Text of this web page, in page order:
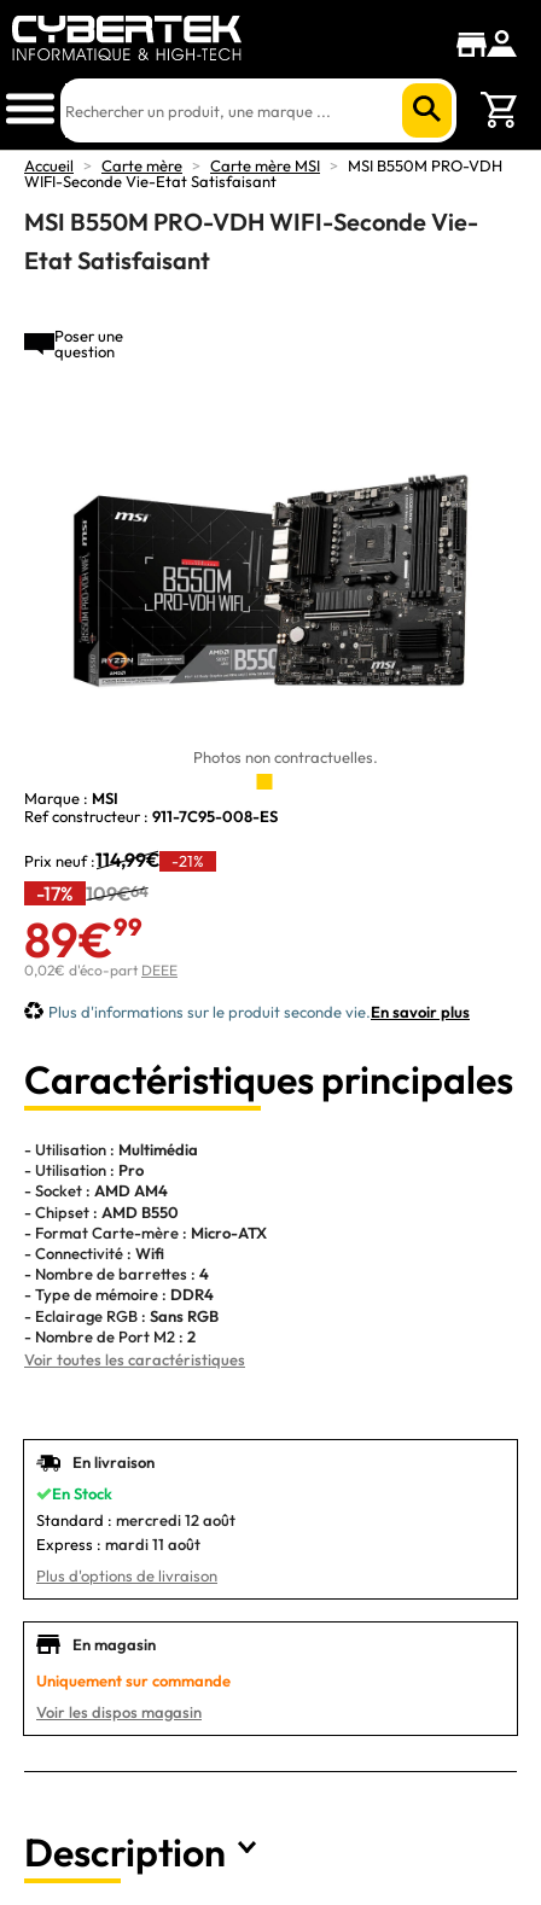
Accueil > Carte mère > Carte mère MSI >
MSI B550M PRO-VDH
WIFI-Seconde Vie-Etat Satisfaisant
MSI B550M PRO-VDH WIFI-Seconde Vie-
Etat Satisfaisant
Poser une
question
Photos non contractuelles.
Marque : MSI
Ref constructeur : 911-7C95-008-ES
Prix neuf :114,99€ -21%
-17% 109€64
89€99
0,02€ d'éco-part DEEE
Plus d'informations sur le produit seconde vie.En savoir plus
Caractéristiques principales
- Utilisation : Multimédia
- Utilisation : Pro
- Socket : AMD AM4
- Chipset : AMD B550
- Format Carte-mère : Micro-ATX
- Connectivité : Wifi
- Nombre de barrettes : 4
- Type de mémoire : DDR4
- Eclairage RGB : Sans RGB
- Nombre de Port M2 : 2
Voir toutes les caractéristiques
En livraison
En Stock
Standard : mercredi 12 août
Express : mardi 11 août
Plus d'options de livraison
En magasin
Uniquement sur commande
Voir les dispos magasin
Description